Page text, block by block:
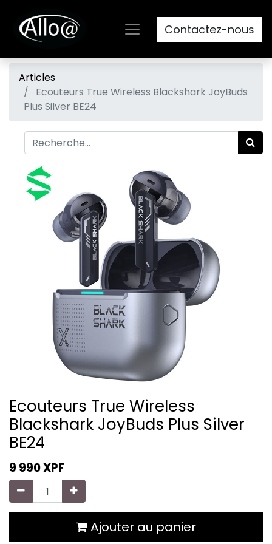
Contactez-nous
Articles
Ecouteurs True Wireless Blackshark JoyBuds
Plus Silver BE24
Ecouteurs True Wireless
Blackshark JoyBuds Plus Silver
BE24
9 990XPF
Ajouter au panier